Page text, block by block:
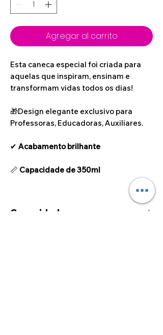
Agregar al carrito
Esta caneca especial foi criada para
aquelas que inspiram, ensinam e
transformam vidas todos os dias!
🎁Design elegante exclusivo para
Professoras, Educadoras, Auxiliares.
✔ Acabamento brilhante
📏 Capacidade de 350ml
Capacidade